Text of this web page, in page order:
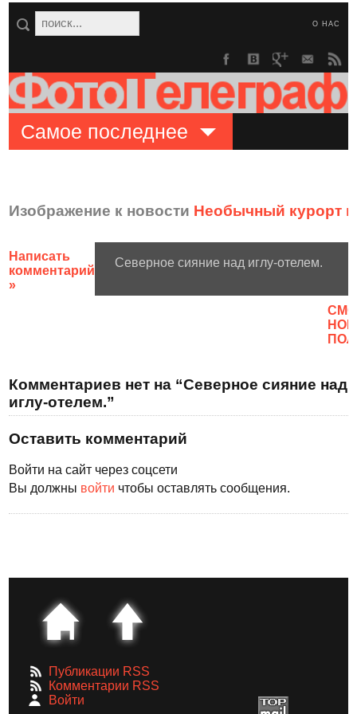
О НАС
Самое последнее
Изображение к новости Необычный курорт
Написать
комментарий
»
Северное сияние над иглу-отелем.
Комментариев нет на “Северное сияние над
иглу-отелем.”
Оставить комментарий
Войти на сайт через соцсети
Вы должны войти чтобы оставлять сообщения.
Публикации RSS
Комментарии RSS
Войти